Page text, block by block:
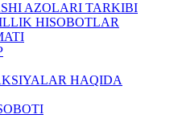
AZOLARI TARKIBI
HISOBOTLAR
HAQIDA